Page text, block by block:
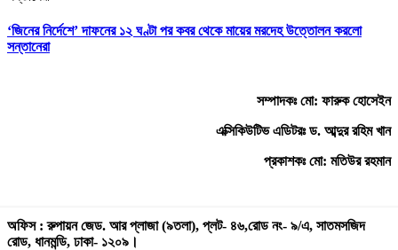
‘জিনের নির্দেশে’ দাফনের ১২ ঘণ্টা পর কবর থেকে মায়ের মরদেহ উত্তোলন করলো
সন্তানেরা
সম্পাদকঃ মো: ফারুক হোসেইন
এক্সিকিউটিভ এডিটরঃ ড. আব্দুর রহিম খান
প্রকাশকঃ মো: মতিউর রহমান
অফিস : রুপায়ন জেড. আর প্লাজা (৯তলা), প্লট- ৪৬,রোড নং- ৯/এ, সাতমসজিদ
রোড, ধানমন্ডি, ঢাকা- ১২০৯।